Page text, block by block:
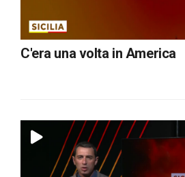
C'era una volta in America